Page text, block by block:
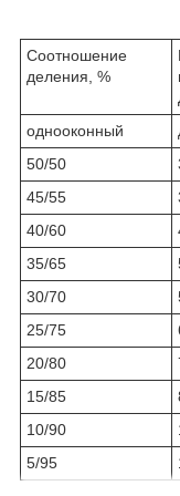
Соотношение
деления, %
однооконный
50/50
45/55
40/60
35/65
30/70
25/75
20/80
15/85
10/90
5/95